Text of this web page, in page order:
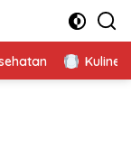
Kuliner